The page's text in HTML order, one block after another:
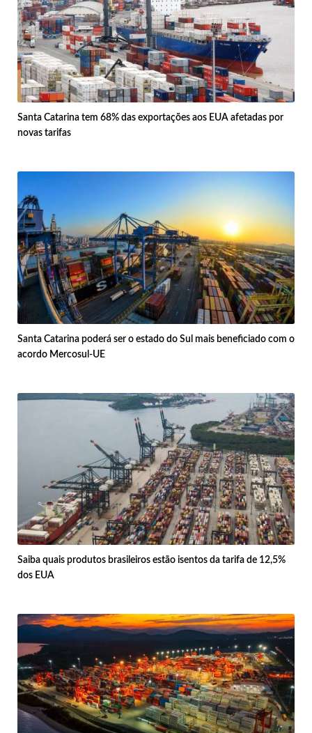
Santa Catarina tem 68% das exportações aos EUA afetadas por
novas tarifas
Santa Catarina poderá ser o estado do Sul mais beneficiado com o
acordo Mercosul-UE
Saiba quais produtos brasileiros estão isentos da tarifa de 12,5%
dos EUA